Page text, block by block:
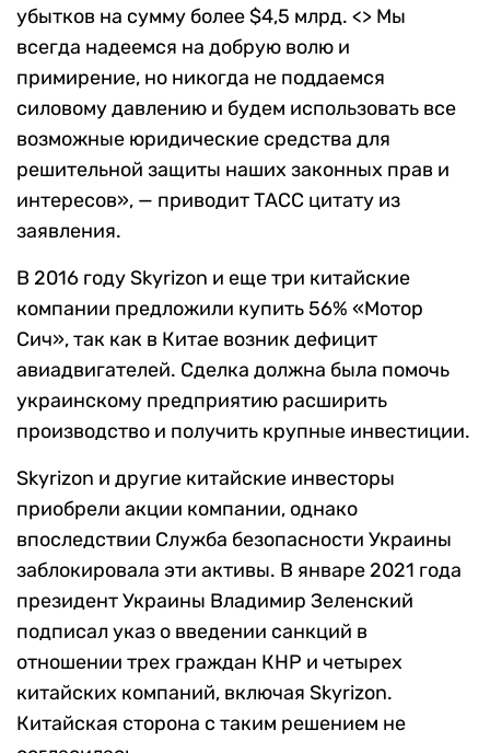
убытков на сумму более $4,5 млрд. <> Мы
всегда надеемся на добрую волю и
примирение, но никогда не поддаемся
силовому давлению и будем использовать все
возможные юридические средства для
решительной защиты наших законных прав и
интересов», — приводит ТАСС цитату из
заявления.
В 2016 году Skyrizon и еще три китайские
компании предложили купить 56% «Мотор
Сич», так как в Китае возник дефицит
авиадвигателей. Сделка должна была помочь
украинскому предприятию расширить
производство и получить крупные инвестиции.
Skyrizon и другие китайские инвесторы
приобрели акции компании, однако
впоследствии Служба безопасности Украины
заблокировала эти активы. В январе 2021 года
президент Украины Владимир Зеленский
подписал указ о введении санкций в
отношении трех граждан КНР и четырех
китайских компаний, включая Skyrizon.
Китайская сторона с таким решением не